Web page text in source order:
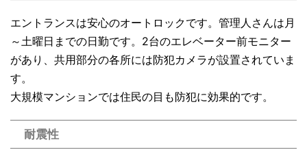
エントランスは安心のオートロックです。管理人さんは月
～土曜日までの日勤です。2台のエレベーター前モニター
があり、共用部分の各所には防犯カメラが設置されていま
す。
大規模マンションでは住民の目も防犯に効果的です。
耐震性